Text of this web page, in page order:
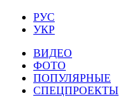
РУС
УКР
ВИДЕО
ФОТО
ПОПУЛЯРНЫЕ
СПЕЦПРОЕКТЫ